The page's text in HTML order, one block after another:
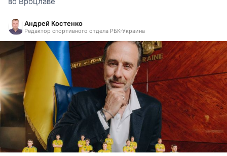
Андрей Костенко
Редактор спортивного отдела РБК-Украина